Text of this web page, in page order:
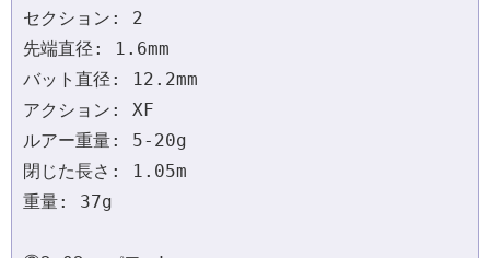
セクション: 2
先端直径: 1.6mm
バット直径: 12.2mm
アクション: XF
ルアー重量: 5-20g
閉じた長さ: 1.05m
重量: 37g